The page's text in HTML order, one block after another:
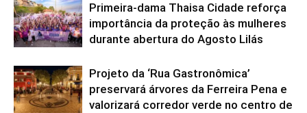
Primeira-dama Thaisa Cidade reforça
importância da proteção às mulheres
durante abertura do Agosto Lilás
Projeto da ‘Rua Gastronômica’
preservará árvores da Ferreira Pena e
valorizará corredor verde no centro de